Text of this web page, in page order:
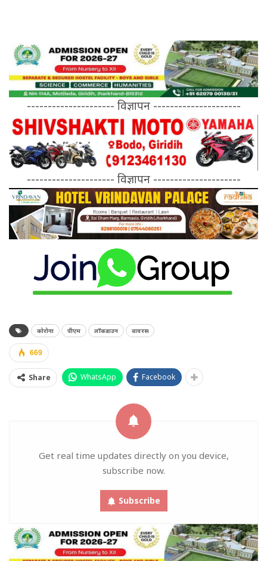
--------------------- विज्ञापन ---------------------
--------------------- विज्ञापन ---------------------
कोरोना पीएम लॉकडाउन वायरस
669
Share WhatsApp Facebook
Get real time updates directly on you device,
subscribe now.
Subscribe